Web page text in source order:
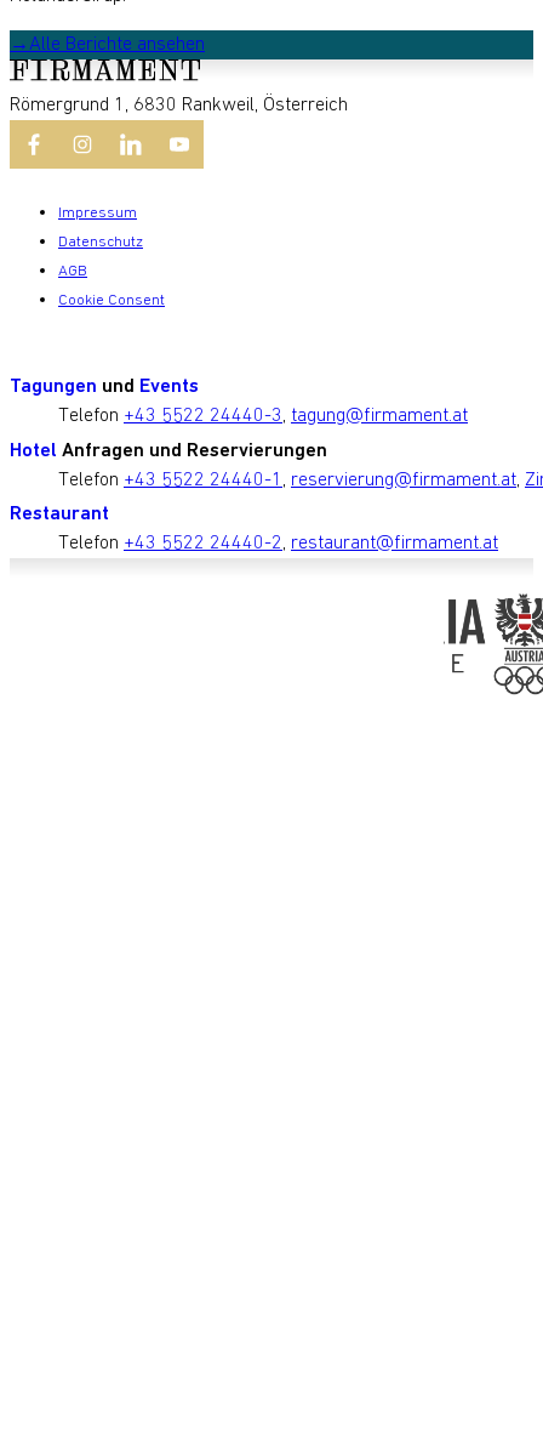
Alle Berichte ansehen
Römergrund 1, 6830 Rankweil, Österreich
Impressum
Datenschutz
AGB
Cookie Consent
Tagungen und Events
Telefon +43 5522 24440-3, tagung@firmament.at
Hotel Anfragen und Reservierungen
Telefon +43 5522 24440-1 , reservierung@firmament.at,
Restaurant
Telefon +43 5522 24440-2, restaurant@firmament.at